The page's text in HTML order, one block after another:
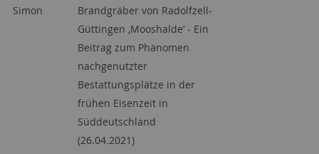
Simon
Brandgräber von Radolfzell-
Güttingen ‚Mooshalde‘ - Ein
Beitrag zum Phänomen
nachgenutzter
Bestattungsplätze in der
frühen Eisenzeit in
Süddeutschland
(26.04.2021)